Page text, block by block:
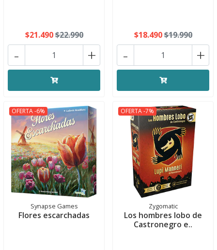
$21.490$22.990
+
-
$18.490$19.990
+
-
OFERTA -6%
Synapse Games
Flores escarchadas
OFERTA -7%
Zygomatic
Los hombres lobo de
Castronegro e..